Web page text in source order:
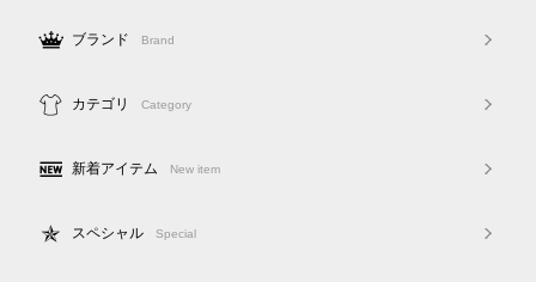
ブランド Brand
カテゴリ Category
新着アイテム New item
スペシャル Special